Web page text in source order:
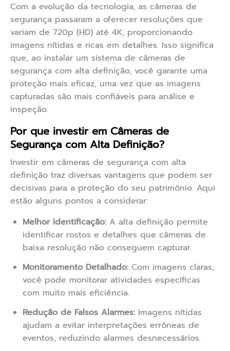
Com a evolução da tecnologia, as câmeras de
segurança passaram a oferecer resoluções que
variam de 720p (HD) até 4K, proporcionando
imagens nítidas e ricas em detalhes. Isso significa
que, ao instalar um sistema de câmeras de
segurança com alta definição, você garante uma
proteção mais eficaz, uma vez que as imagens
capturadas são mais confiáveis para análise e
inspeção.
Por que investir em Câmeras de
Segurança com Alta Definição?
Investir em câmeras de segurança com alta
definição traz diversas vantagens que podem ser
decisivas para a proteção do seu patrimônio. Aqui
estão alguns pontos a considerar:
Melhor Identificação: A alta definição permite
identificar rostos e detalhes que câmeras de
baixa resolução não conseguem capturar.
Monitoramento Detalhado: Com imagens claras,
você pode monitorar atividades específicas
com muito mais eficiência.
Redução de Falsos Alarmes: Imagens nítidas
ajudam a evitar interpretações errôneas de
eventos, reduzindo alarmes desnecessários.